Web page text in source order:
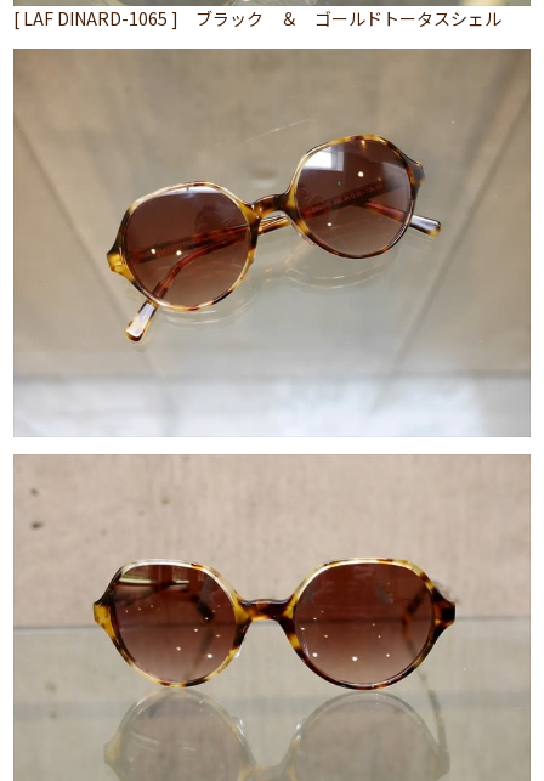
[ LAF DINARD-1065 ] ブラック ＆ ゴールドトータスシェル